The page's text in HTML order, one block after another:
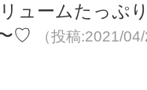
ュームたっぷ
♡
（投稿:2021/